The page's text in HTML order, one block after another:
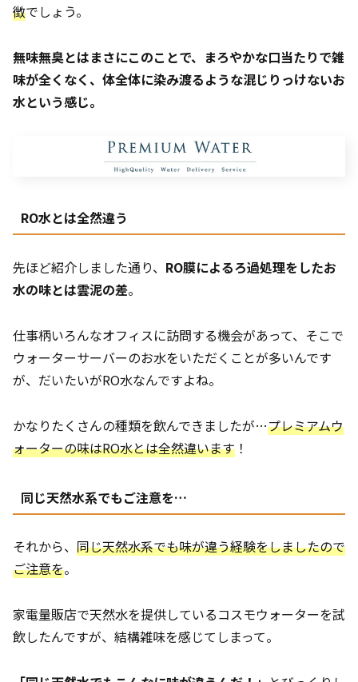
徴でしょう。
無味無臭とはまさにこのことで、まろやかな口当たりで雑
味が全くなく、体全体に染み渡るような混じりっけないお
水という感じ。
RO水とは全然違う
先ほど紹介しました通り、 RO膜によるろ過処理をしたお
水の味とは雲泥の差。
仕事柄いろんなオフィスに訪問する機会があって、そこで
ウォーターサーバーのお水をいただくことが多いんです
が、だいたいがRO水なんですよね。
かなりたくさんの種類を飲んできましたが…プレミアムウ
ォーターの味はRO水とは全然違います ！
同じ天然水系でもご注意を…
それから、 同じ天然水系でも味が違う経験をしましたので
ご注意を。
家電量販店で天然水を提供しているコスモウォーターを試
飲したんですが、結構雑味を感じてしまって。